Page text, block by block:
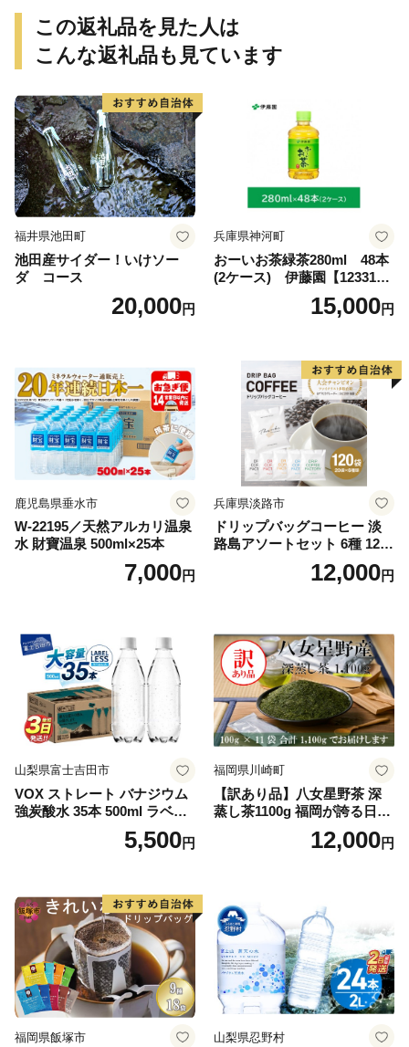
この返礼品を見た人は
こんな返礼品も見ています
福井県池田町
池田産サイダー！いけソー
ダ コース
20,000円
兵庫県神河町
おーいお茶緑茶280ml 48本
(2ケース) 伊藤園【123317
15,000円
鹿児島県垂水市
W-22195／天然アルカリ温泉
水 財寶温泉 500ml×25本
7,000円
兵庫県淡路市
ドリップバッグコーヒー 淡
路島アソートセット 6種 120
袋 飲み比べ コーヒー
12,000円
山梨県富士吉田市
VOX ストレート バナジウム
強炭酸水 35本 500ml ラベル
レス【富士吉田市限定カート
5,500円
福岡県川崎町
【訳あり品】八女星野茶 深
蒸し茶1100g 福岡が誇る日本
茶_ 訳アリ 常温 お茶 茶袋 常
備品 おちゃ ocha 茶葉 緑茶
小分け お土産 お取り寄せ グ
ルメ 福岡 九州 福岡県 国産
日本 ふかむし茶 ふかむし 家
庭用 自宅用 ちゃ りょくちゃ
ふかむしちゃ 急須 甘み 川崎
町 送料無料
12,000円
福岡県飯塚市 山梨県忍野村